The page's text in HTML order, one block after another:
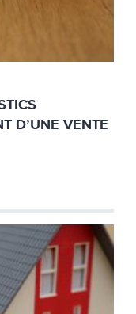
D’UNE VENTE